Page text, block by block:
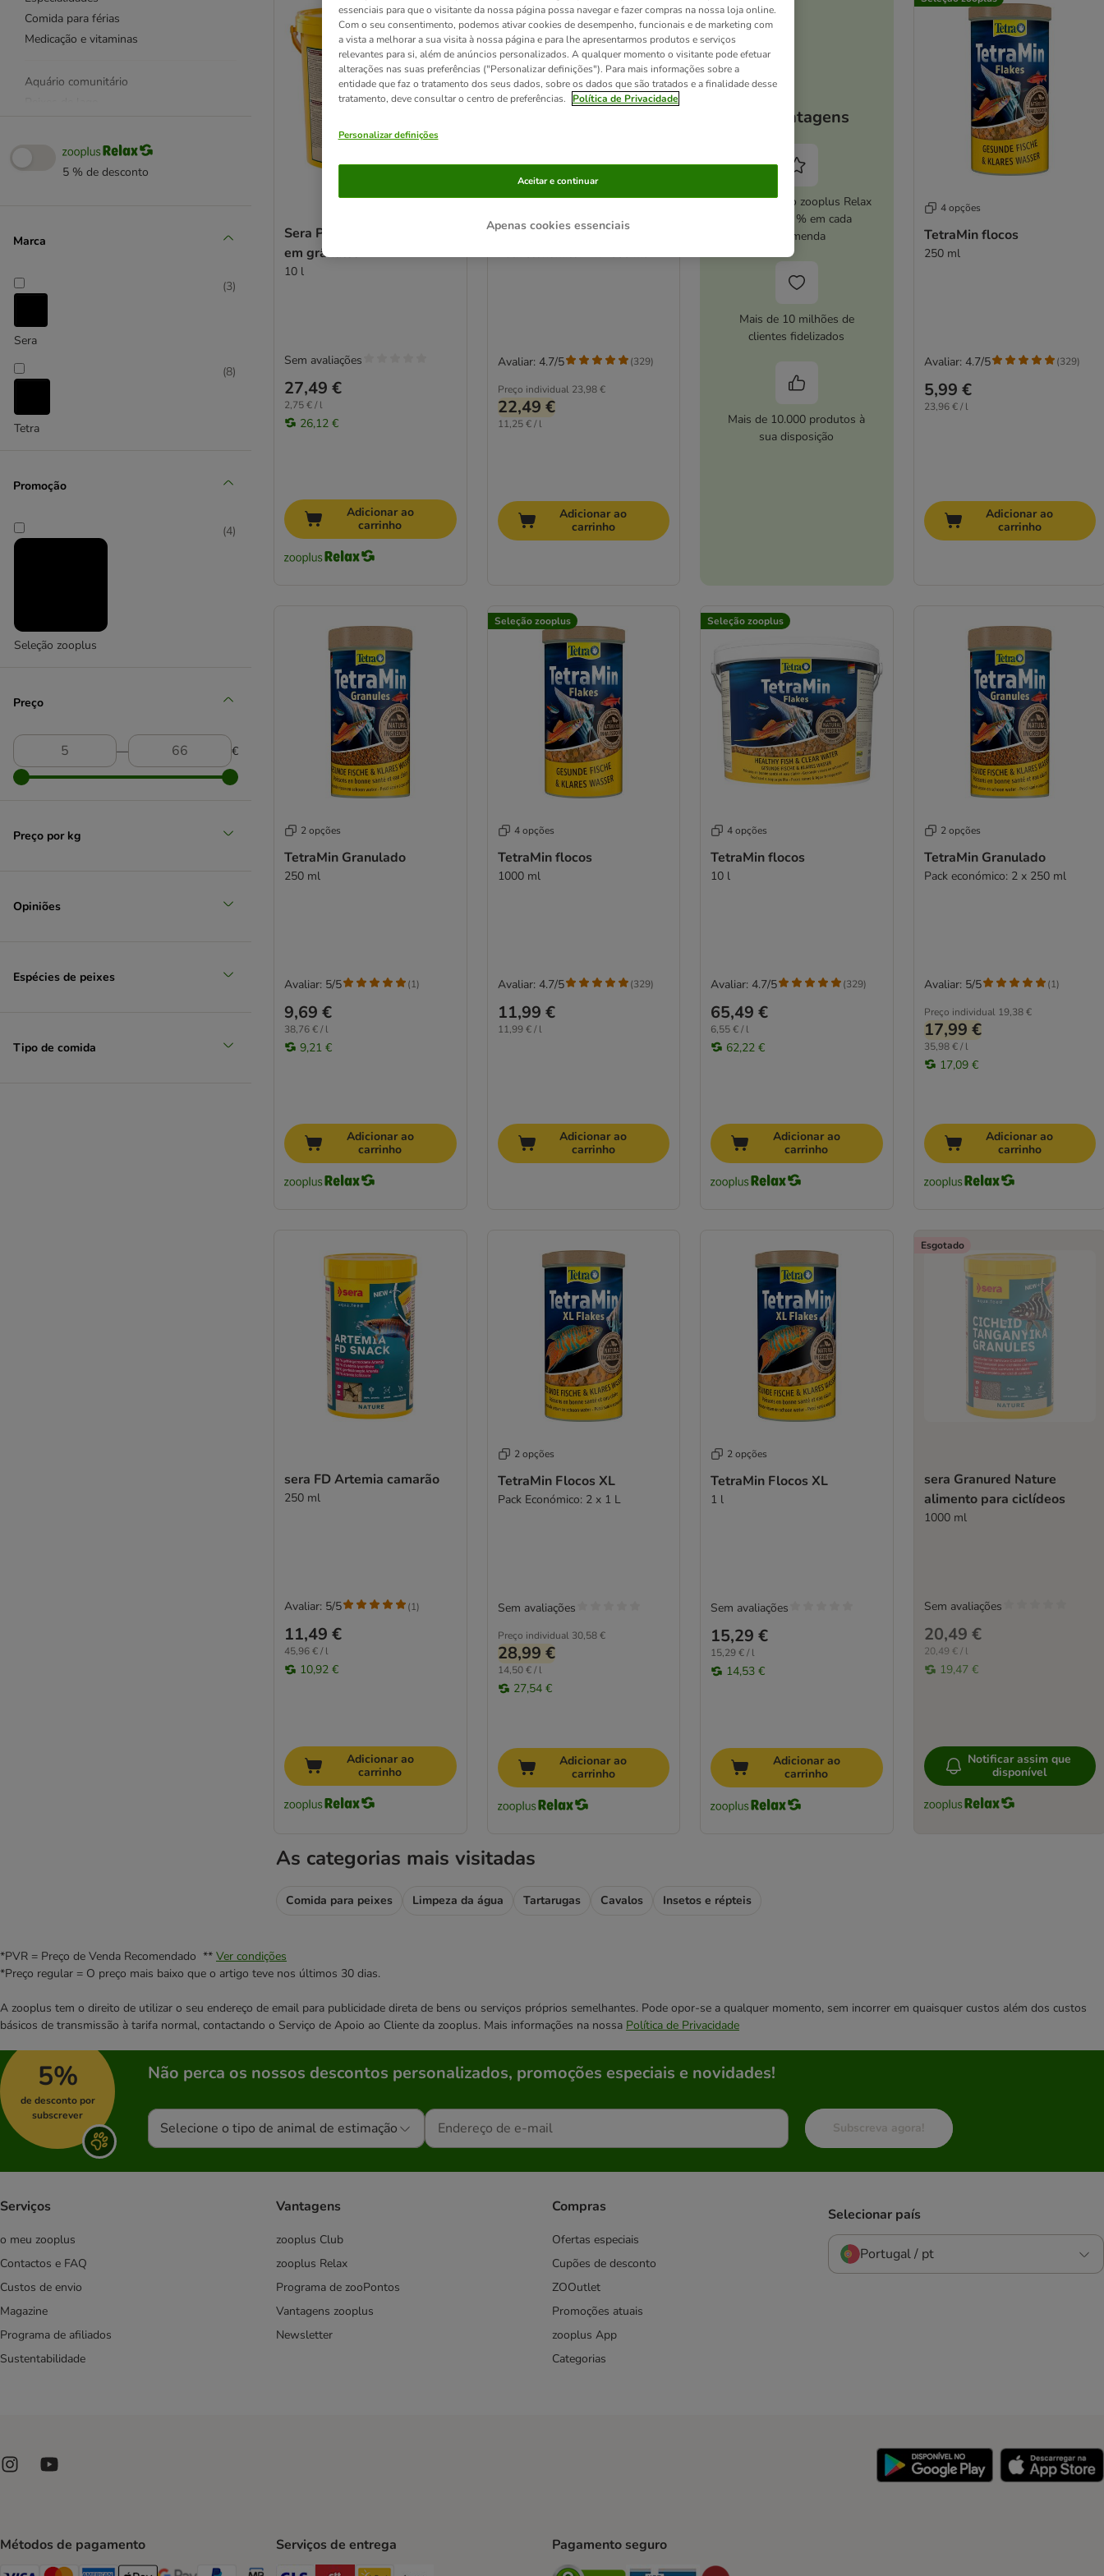
Comida para férias
Medicação e vitaminas
Aquário comunitário
Perca/Ciclídeos
Peixe-disco
5 % de desconto
Marca
Sera
(3)
Tetra
(8)
Promoção
Seleção zooplus
(4)
Preço
― €
Preço por kg
Opiniões
Espécies de peixes
Tipo de comida
Sera Pond Granulat Nature
em grânulos
10 l
27,49 €
2,75 € / l
26,12 €
Sem avaliações
Adicionar ao
carrinho
TetraMin flocos
Pack económico: 2 x 1000 ml
Preço individual 23,98 €
22,49 €
11,25 € / l
Avaliar: 4.7/5 (329)
Adicionar ao
carrinho
As vantagens
Ative o serviço zooplus Relax
e poupe 5 % em cada
encomenda
Mais de 10 milhões de
clientes fidelizados
Mais de 10.000 produtos à
sua disposição
4 opções
TetraMin flocos
250 ml
5,99 €
23,96 € / l
Avaliar: 4.7/5 (329)
Adicionar ao
carrinho
2 opções
TetraMin Granulado
250 ml
9,69 €
38,76 € / l
9,21 €
Avaliar: 5/5 (1)
Adicionar ao
carrinho
Seleção zooplus
4 opções
TetraMin flocos
1000 ml
11,99 €
11,99 € / l
Avaliar: 4.7/5 (329)
Adicionar ao
carrinho
Seleção zooplus
4 opções
TetraMin flocos
10 l
65,49 €
6,55 € / l
62,22 €
Avaliar: 4.7/5 (329)
Adicionar ao
carrinho
2 opções
TetraMin Granulado
Pack económico: 2 x 250 ml
Preço individual 19,38 €
17,99 €
35,98 € / l
17,09 €
Avaliar: 5/5 (1)
Adicionar ao
carrinho
sera FD Artemia camarão
250 ml
11,49 €
45,96 € / l
10,92 €
Avaliar: 5/5 (1)
Adicionar ao
carrinho
2 opções
TetraMin Flocos XL
Pack Económico: 2 x 1 L
Preço individual 30,58 €
28,99 €
14,50 € / l
27,54 €
Sem avaliações
Adicionar ao
carrinho
2 opções
TetraMin Flocos XL
1 l
15,29 €
15,29 € / l
14,53 €
Sem avaliações
Adicionar ao
carrinho
Esgotado
sera Granured Nature
alimento para ciclídeos
1000 ml
20,49 €
20,49 € / l
19,47 €
Sem avaliações
Notificar assim que
disponível
As categorias mais visitadas
Comida para peixes Limpeza da água Tartarugas Cavalos Insetos e répteis
*PVR = Preço de Venda Recomendado ** Ver condições
*Preço regular = O preço mais baixo que o artigo teve nos últimos 30 dias.
A zooplus tem o direito de utilizar o seu endereço de email para publicidade direta de bens ou serviços próprios semelhantes. Pode opor-se a qualquer momento, sem incorrer em quaisquer custos além dos custos
básicos de transmissão à tarifa normal, contactando o Serviço de Apoio ao Cliente da zooplus. Mais informações na nossa Política de Privacidade
5%
de desconto por
subscrever
Não perca os nossos descontos personalizados, promoções especiais e novidades!
Selecione o tipo de animal de estimação Subscreva agora!
Serviços
o meu zooplus
Contactos e FAQ
Custos de envio
Magazine
Programa de afiliados
Sustentabilidade
Vantagens
zooplus Club
zooplus Relax
Programa de zooPontos
Vantagens zooplus
Newsletter
Compras
Ofertas especiais
Cupões de desconto
ZOOutlet
Promoções atuais
zooplus App
Categorias
Selecionar país
Portugal / pt
Métodos de pagamento Serviços de entrega
GLS Shipping Method
CTTExpress Shipping Method
InPost Shipping Method
Paack Shipping Method
Pagamento seguro
Security Security
essenciais para que o visitante da nossa página possa navegar e fazer compras na nossa loja online.
Com o seu consentimento, podemos ativar cookies de desempenho, funcionais e de marketing com
a vista a melhorar a sua visita à nossa página e para lhe apresentarmos produtos e serviços
relevantes para si, além de anúncios personalizados. A qualquer momento o visitante pode efetuar
alterações nas suas preferências ("Personalizar definições"). Para mais informações sobre a
entidade que faz o tratamento dos seus dados, sobre os dados que são tratados e a finalidade desse
tratamento, deve consultar o centro de preferências.
Política de Privacidade
Personalizar definições
Apenas cookies essenciais
Aceitar e continuar